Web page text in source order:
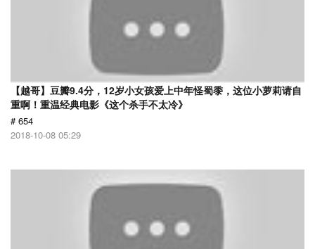
【越哥】豆瓣9.4分，12岁小女孩爱上中年怪蜀黍，这位小萝莉请自
重啊！重温经典电影《这个杀手不太冷》
# 654
2018-10-08 05:29